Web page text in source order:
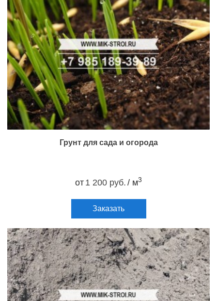
Грунт для сада и огорода
от 1 200 руб. / м3
Заказать